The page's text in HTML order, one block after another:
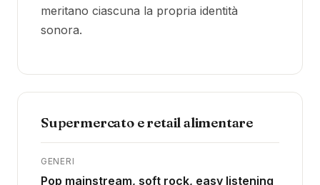
meritano ciascuna la propria identità
sonora.
Supermercato e retail alimentare
GENERI
Pop mainstream, soft rock, easy listening